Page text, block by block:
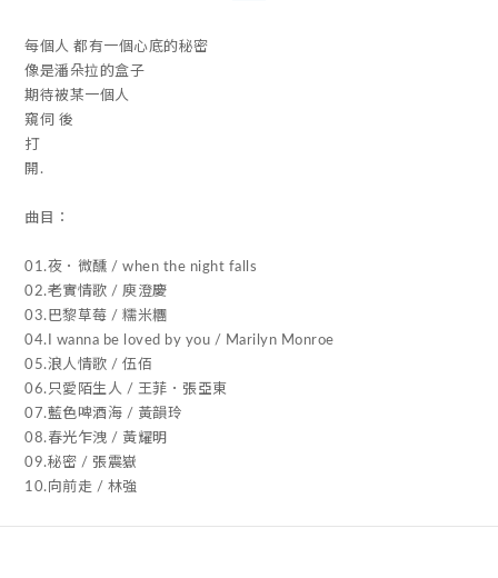
每個人 都有一個心底的秘密
像是潘朵拉的盒子
期待被某一個人
窺伺 後
打
開.
曲目：
01.夜．微醺 / when the night falls
02.老實情歌 / 庾澄慶
03.巴黎草莓 / 糯米糰
04.I wanna be loved by you / Marilyn Monroe
05.浪人情歌 / 伍佰
06.只愛陌生人 / 王菲．張亞東
07.藍色啤酒海 / 黃韻玲
08.春光乍洩 / 黃耀明
09.秘密 / 張震嶽
10.向前走 / 林強